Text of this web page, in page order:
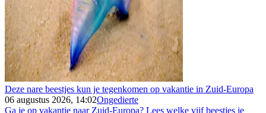
Deze nare beestjes kun je tegenkomen op vakantie in Zuid-Europa
06 augustus 2026, 14:02Ongedierte
Ga je op vakantie naar Zuid-Europa? Lees welke vijf beestjes je